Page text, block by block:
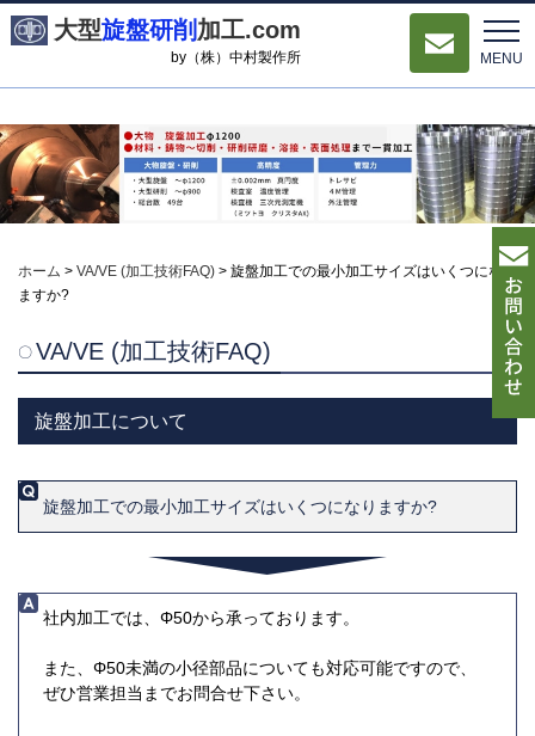
MENU
大型旋盤研削 加工.com
by（株）中村製作所
ホーム > VA/VE (加工技術FAQ) > 旋盤加工での最小加工サイズはいくつになり
ますか?
VA/VE (加工技術FAQ)
旋盤加工について
旋盤加工での最小加工サイズはいくつになりますか?
社内加工では、Φ50から承っております。
また、Φ50未満の小径部品についても対応可能ですので、
ぜひ営業担当までお問合せ下さい。